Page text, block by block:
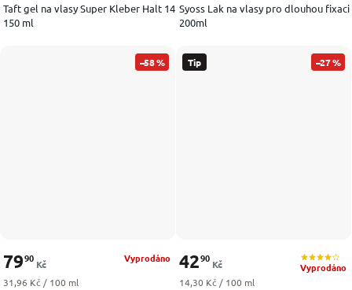
Taft gel na vlasy Super Kleber Halt 14
150 ml
Syoss Lak na vlasy pro dlouhou fixaci
200ml
–58 %
Vyprodáno
7990
Kč
Měrná cena:
31,96 Kč / 100 ml
Tip –27 %
Vyprodáno
4290
Kč
Měrná cena:
14,30 Kč / 100 ml